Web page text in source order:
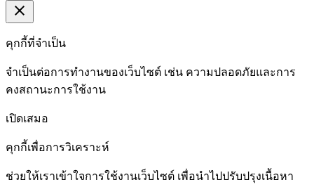
close
คุกกี้ที่จำเป็น
จำเป็นต่อการทำงานของเว็บไซต์ เช่น ความปลอดภัยและการ
คงสถานะการใช้งาน
เปิดเสมอ
คุกกี้เพื่อการวิเคราะห์
ช่วยให้เราเข้าใจการใช้งานเว็บไซต์ เพื่อนำไปปรับปรุงเนื้อหา